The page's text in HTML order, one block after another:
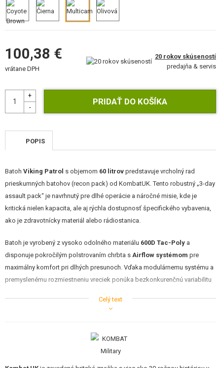
NÁHRADNÉ DIELY ZBRANÍ, UPGRADE
SEBAOBRANA, VÝCVIK, NOŽE
TERČE, STRELNICE
OUTDOOR A BUSHCRAFT
JEDLO
REKLAMNÉ PREDMETY
POŠKODENÝ, POUŽITÝ TOVAR
NOVÝ TOVAR
ZĽAVY, AKCIE
KONTAKT
100,38 €
vrátane DPH
20 rokov skúseností
predajňa & servis
POPIS
Batoh Viking Patrol s objemom 60 litrov predstavuje vrcholný rad
prieskumných batohov (recon pack) od KombatUK. Tento robustný „3-day
assault pack“ je navrhnutý pre dlhé operácie a náročné misie, kde je
kritická nielen kapacita, ale aj rýchla dostupnosť špecifického vybavenia,
ako je zdravotnícky materiál alebo rádiostanica.
Batoh je vyrobený z vysoko odolného materiálu 600D Tac-Poly a
disponuje pokročilým polstrovaním chrbta s Airflow systémom pre
maximálny komfort pri dlhých presunoch. Vďaka modulárnemu systému a
premyslenému rozmiestneniu vreciek ponúka bezkonkurenčnú variabilitu
Špecializované komory:
medic vrecko
prvú pomoc.
Celý text